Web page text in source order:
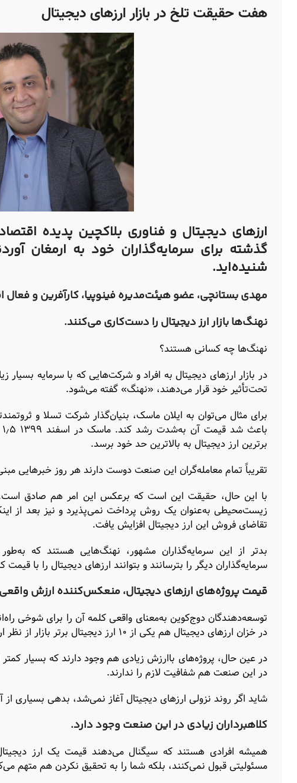
هفت حقیقت‌ تلخ در بازار ارزهای دیجیتال
ارزهای دیجیتال و فناوری بلاکچین پدیده‌
گذشته برای سرمایه‌گذاران خود به ارمغان
شنیده‌اید.
مهدی بستانچی، عضو هیئت‌مدیره فینوپیا، کارآفرین و فعال
نهنگ‌ها بازار ارز دیجیتال را دست‌کاری می‌کنند.
نهنگ‌ها چه کسانی هستند؟
در بازار ارزهای دیجیتال به افراد و شرکت‌هایی که با سرمایه
تحت‌تأثیر خود قرار می‌دهند، «نهنگ» گفته می‌شود.
برترین ارز دیجیتال به بالاترین حد خود برسد.
تقریباً تمام معامله‌گران این صنعت دوست دارند هر روز خبرهایی
با این حال، حقیقت این است که برعکس این امر هم صادق است.
تقاضای فروش این ارز دیجیتال افزایش یافت.
بدتر از این سرمایه‌گذاران مشهور، نهنگ‌هایی هستند که
سرمایه‌گذاران دیگر را بترسانند و بتوانند ارزهای دیجیتال را با
قیمت پروژه‌های ارزهای دیجیتال، منعکس‌کننده ارزش
توسعه‌دهندگان دوج‌کوین به‌معنای واقعی کلمه آن را برای شوخی
در خزان ارزهای دیجیتال هم یکی از ۱۰ ارز دیجیتال برتر بازار از نظر ارزش بازاری محسوب می‌شود.
در عین حال، پروژه‌های باارزش زیادی هم وجود دارند که بسیار
در این صنعت هم شفافیت لازم را ندارند.
شاید اگر روند نزولی ارزهای دیجیتال آغاز نمی‌شد، بدهی بسیاری
کلاهبرداران زیادی در این صنعت وجود دارد.
همیشه افرادی هستند که سیگنال می‌دهند قیمت یک ارز
مسئولیتی قبول نمی‌کنند، بلکه شما را به تحقیق نکردن هم متهم